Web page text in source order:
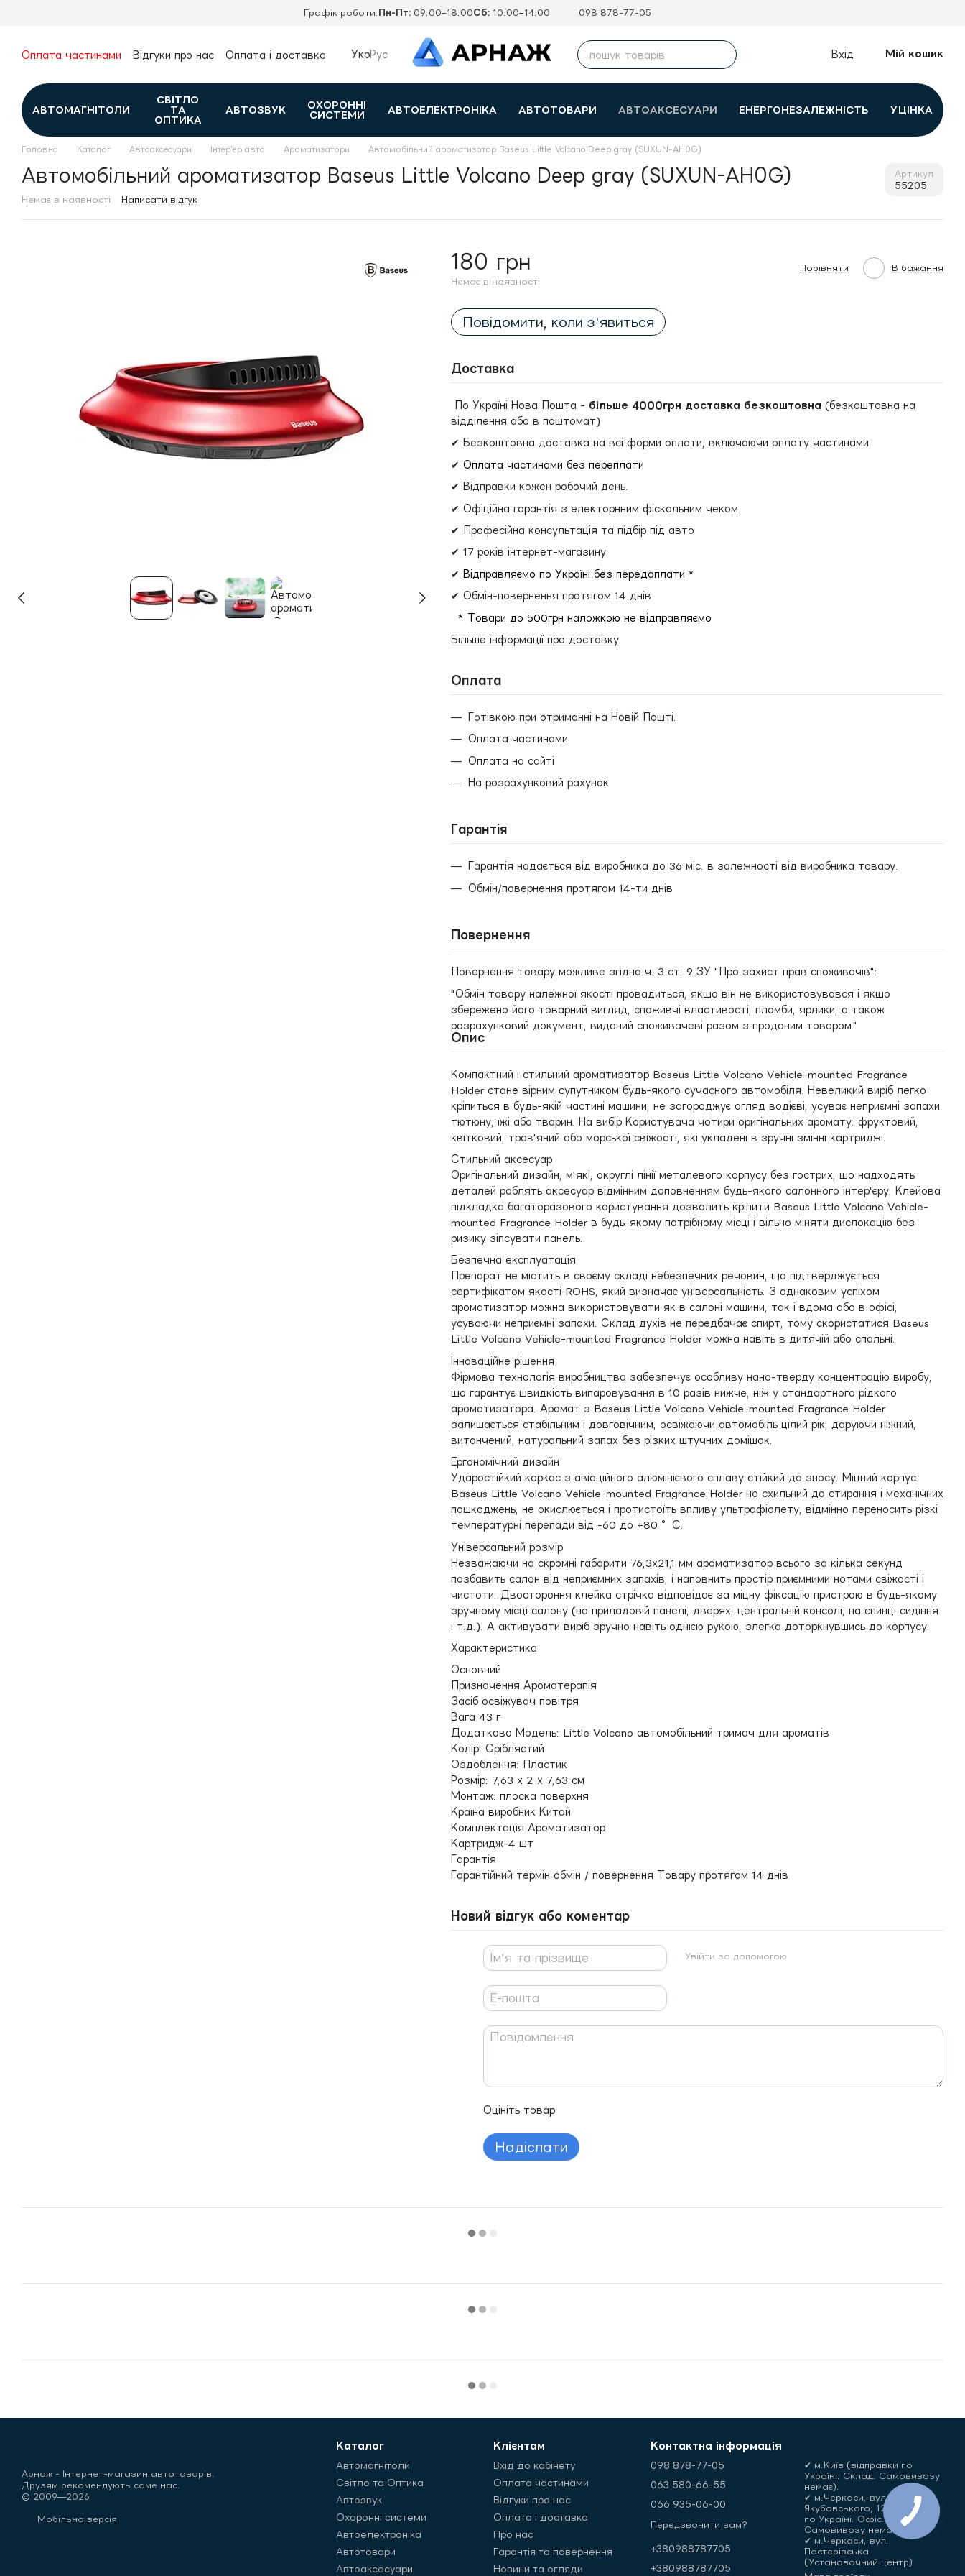
Графік роботи: Пн-Пт: 09:00–18:00Сб: 10:00–14:00 098 878-77-05
Оплата частинами Відгуки про нас
Оплата і доставка
Контакти
Каталог
УкрРус Вхід Мій кошик
АВТОМАГНІТОЛИ
СВІТЛО
ТА
ОПТИКА
АВТОЗВУК
ОХОРОННІ
СИСТЕМИ
АВТОЕЛЕКТРОНІКА АВТОТОВАРИ АВТОАКСЕСУАРИ ЕНЕРГОНЕЗАЛЕЖНІСТЬ УЦІНКА
Головна Каталог Автоаксесуари Інтер'єр авто Ароматизатори Автомобільний ароматизатор Baseus Little Volcano Deep gray (SUXUN-AH0G)
Автомобільний ароматизатор Baseus Little Volcano Deep gray (SUXUN-AH0G) Артикул
55205
Немає в наявності Написати відгук
180 грн
Немає в наявності
Порівняти В бажання
Повідомити, коли з'явиться
Доставка
По Україні Нова Пошта - більше 4000грн доставка безкоштовна (безкоштовна на
відділення або в поштомат)
✔ Безкоштовна доставка на всі форми оплати, включаючи оплату частинами
✔ Оплата частинами без переплати
✔ Відправки кожен робочий день.
✔ Офіційна гарантія з електорнним фіскальним чеком
✔ Професійна консультація та підбір під авто
✔ 17 років інтернет-магазину
✔ Відправляємо по Україні без передоплати *
✔ Обмін-повернення протягом 14 днів
* Товари до 500грн наложкою не відправляємо
Більше інформації про доставку
Оплата
Готівкою при отриманні на Новій Пошті.
Оплата частинами
Оплата на сайті
На розрахунковий рахунок
Гарантія
Гарантія надається від виробника до 36 міс. в залежності від виробника товару.
Обмін/повернення протягом 14-ти днів
Повернення
Повернення товару можливе згідно ч. 3 ст. 9 ЗУ "Про захист прав споживачів":
"Обмін товару належної якості провадиться, якщо він не використовувався і якщо
збережено його товарний вигляд, споживчі властивості, пломби, ярлики, а також
розрахунковий документ, виданий споживачеві разом з проданим товаром."
Опис
Компактний і стильний ароматизатор Baseus Little Volcano Vehicle-mounted Fragrance
Holder стане вірним супутником будь-якого сучасного автомобіля. Невеликий виріб легко
кріпиться в будь-якій частині машини, не загороджує огляд водієві, усуває неприємні запахи
тютюну, їжі або тварин. На вибір Користувача чотири оригінальних аромату: фруктовий,
квітковий, трав'яний або морської свіжості, які укладені в зручні змінні картриджі.
Стильний аксесуар
Оригінальний дизайн, м'які, округлі лінії металевого корпусу без гострих, що надходять
деталей роблять аксесуар відмінним доповненням будь-якого салонного інтер'єру. Клейова
підкладка багаторазового користування дозволить кріпити Baseus Little Volcano Vehicle-
mounted Fragrance Holder в будь-якому потрібному місці і вільно міняти дислокацію без
ризику зіпсувати панель.
Безпечна експлуатація
Препарат не містить в своєму складі небезпечних речовин, що підтверджується
сертифікатом якості ROHS, який визначає універсальність. З однаковим успіхом
ароматизатор можна використовувати як в салоні машини, так і вдома або в офісі,
усуваючи неприємні запахи. Склад духів не передбачає спирт, тому скористатися Baseus
Little Volcano Vehicle-mounted Fragrance Holder можна навіть в дитячій або спальні.
Інноваційне рішення
Фірмова технологія виробництва забезпечує особливу нано-тверду концентрацію виробу,
що гарантує швидкість випаровування в 10 разів нижче, ніж у стандартного рідкого
ароматизатора. Аромат з Baseus Little Volcano Vehicle-mounted Fragrance Holder
залишається стабільним і довговічним, освіжаючи автомобіль цілий рік, даруючи ніжний,
витончений, натуральний запах без різких штучних домішок.
Ергономічний дизайн
Ударостійкий каркас з авіаційного алюмінієвого сплаву стійкий до зносу. Міцний корпус
Baseus Little Volcano Vehicle-mounted Fragrance Holder не схильний до стирання і механічних
пошкоджень, не окислюється і протистоїть впливу ультрафіолету, відмінно переносить різкі
температурні перепади від -60 до +80 °С.
Універсальний розмір
Незважаючи на скромні габарити 76,3х21,1 мм ароматизатор всього за кілька секунд
позбавить салон від неприємних запахів, і наповнить простір приємними нотами свіжості і
чистоти. Двостороння клейка стрічка відповідає за міцну фіксацію пристрою в будь-якому
зручному місці салону (на приладовій панелі, дверях, центральній консолі, на спинці сидіння
і т.д.). А активувати виріб зручно навіть однією рукою, злегка доторкнувшись до корпусу.
Характеристика
Основний
Призначення Ароматерапія
Засіб освіжувач повітря
Вага 43 г
Додатково Модель: Little Volcano автомобільний тримач для ароматів
Колір: Сріблястий
Оздоблення: Пластик
Розмір: 7,63 х 2 х 7,63 см
Монтаж: плоска поверхня
Країна виробник Китай
Комплектація Ароматизатор
Картридж-4 шт
Гарантія
Гарантійний термін обмін / повернення Товару протягом 14 днів
Новий відгук або коментар
Увійти за допомогою
Оцініть товар
Надіслати
Арнаж - Інтернет-магазин автотоварів.
Друзям рекомендують саме нас.
© 2009—2026
Мобільна версія
Каталог
Автомагнітоли
Світло та Оптика
Автозвук
Охоронні системи
Автоелектроніка
Автотовари
Автоаксесуари
Клієнтам
Вхід до кабінету
Оплата частинами
Відгуки про нас
Оплата і доставка
Про нас
Гарантія та повернення
Новини та огляди
Контактна інформація
098 878-77-05
063 580-66-55
066 935-06-00
Передзвонити вам?
+380988787705
+380988787705
✔ м.Київ (відправки по
Україні. Склад. Самовивозу
немає).
✔ м.Черкаси, вул.
Якубовського, 12 (відправки
по Україні. Офіс.
Самовивозу немає)
✔ м.Черкаси, вул.
Пастерівська
(Установочний центр)